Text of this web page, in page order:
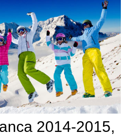
2014-2015,